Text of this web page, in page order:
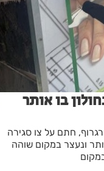
בו אותר
חתם על צו סגירה
ונעצר במקום שוהה